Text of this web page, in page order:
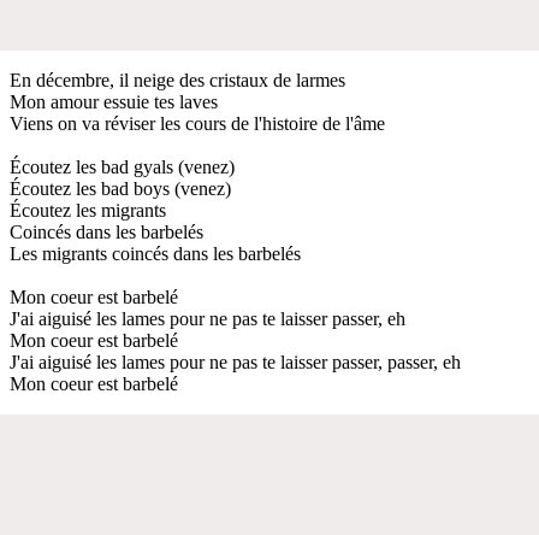
En décembre, il neige dеs cristaux de larmes
Mon amour essuiе tes laves
Viens on va réviser les cours de l'histoire de l'âme
Écoutez les bad gyals (venez)
Écoutez les bad boys (venez)
Écoutez les migrants
Coincés dans les barbelés
Les migrants coincés dans les barbelés
Mon coeur est barbelé
J'ai aiguisé les lames pour ne pas te laisser passer, eh
Mon coeur est barbelé
J'ai aiguisé les lames pour ne pas te laisser passer, passer, eh
Mon coeur est barbelé